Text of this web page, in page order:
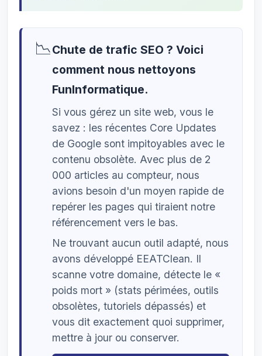
📉Chute de trafic SEO ? Voici
comment nous nettoyons
FunInformatique.
Si vous gérez un site web, vous le
savez : les récentes Core Updates
de Google sont impitoyables avec le
contenu obsolète. Avec plus de 2
000 articles au compteur, nous
avions besoin d'un moyen rapide de
repérer les pages qui tiraient notre
référencement vers le bas.
Ne trouvant aucun outil adapté, nous
avons développé EEATClean. Il
scanne votre domaine, détecte le «
poids mort » (stats périmées, outils
obsolètes, tutoriels dépassés) et
vous dit exactement quoi supprimer,
mettre à jour ou conserver.